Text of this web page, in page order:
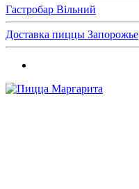
Гастробар Вільний
Доставка пиццы Запорожье